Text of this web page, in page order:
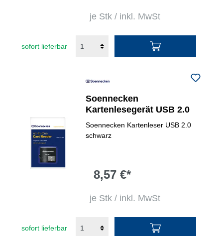
je Stk / inkl. MwSt
sofort lieferbar
Soennecken
Kartenlesegerät USB 2.0
Soennecken Kartenleser USB 2.0
schwarz
8,57 €*
je Stk / inkl. MwSt
sofort lieferbar